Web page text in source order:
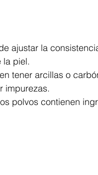
ajustar la
la piel.
tener arcillas o
impurezas.
polvos contienen